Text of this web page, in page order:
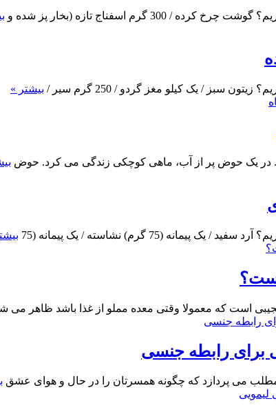
/ 300 گرم اسفناج تازه (بخار پز شده و
زیتون سبز / یک کیلو مغز گردو / 250 گرم سیر / بیشتر »
در یک حوض پر از آب، ماهی کوچکی زندگی می کرد. حوض
/ یک پیمانه (75 گرم) نشاسته / یک پیمانه (75
است که معمولا وقتى معده مملو از غذا باشد ظاهر مى
برای رابطه جنسی
مطلب می پردازد که چگونه همسرتان را در حال و هوای عشق